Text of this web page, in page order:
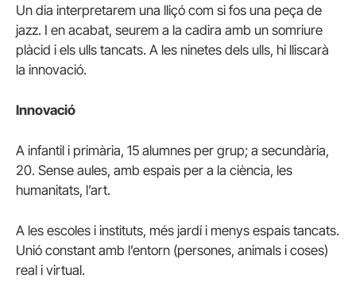
Un dia interpretarem una lliçó com si fos una peça de
jazz. I en acabat, seurem a la cadira amb un somriure
plàcid i els ulls tancats. A les ninetes dels ulls, hi lliscarà
la innovació.
Innovació
A infantil i primària, 15 alumnes per grup; a secundària,
20. Sense aules, amb espais per a la ciència, les
humanitats, l’art.
A les escoles i instituts, més jardí i menys espais tancats.
Unió constant amb l’entorn (persones, animals i coses)
real i virtual.